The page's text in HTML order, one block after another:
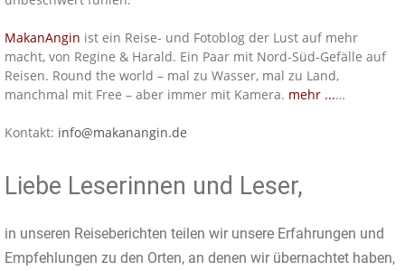
MakanAngin ist ein Reise- und Fotoblog der Lust auf mehr
macht, von Regine & Harald. Ein Paar mit Nord-Süd-Gefälle auf
Reisen. Round the world – mal zu Wasser, mal zu Land,
manchmal mit Free – aber immer mit Kamera. mehr ...…
Kontakt: info@makanangin.de
Liebe Leserinnen und Leser,
in unseren Reiseberichten teilen wir unsere Erfahrungen und
Empfehlungen zu den Orten, an denen wir übernachtet haben,